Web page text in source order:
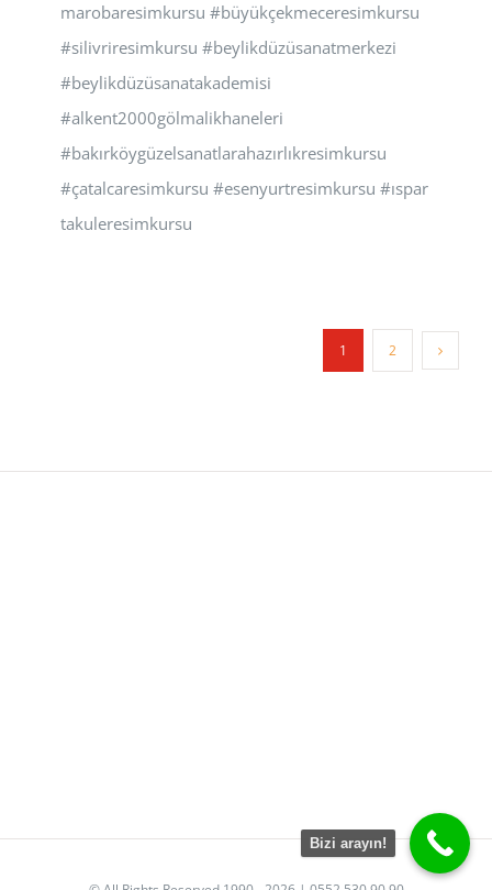
marobaresimkursu #büyükçekmeceresimkursu
#silivriresimkursu #beylikdüzüsanatmerkezi
#beylikdüzüsanatakademisi
#alkent2000gölmalikhaneleri
#bakırköygüzelsanatlarahazırlıkresimkursu
#çatalcaresimkursu #esenyurtresimkursu #ıspar
takuleresimkursu
1 2
Bizi arayın!